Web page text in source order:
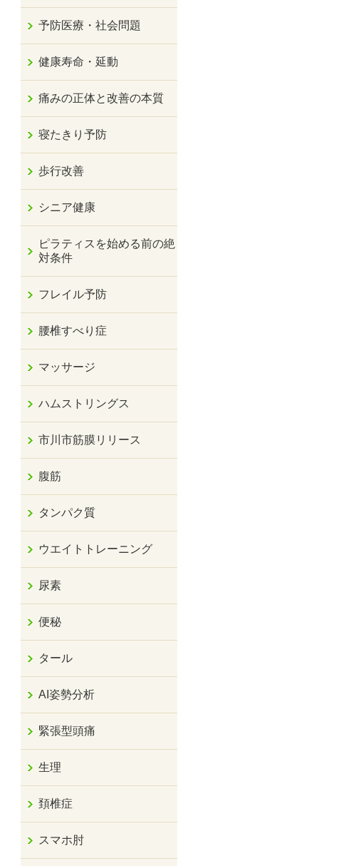
予防医療・社会問題
健康寿命・延動
痛みの正体と改善の本質
寝たきり予防
歩行改善
シニア健康
ピラティスを始める前の絶
対条件
フレイル予防
腰椎すべり症
マッサージ
ハムストリングス
市川市筋膜リリース
腹筋
タンパク質
ウエイトトレーニング
尿素
便秘
タール
AI姿勢分析
緊張型頭痛
生理
頚椎症
スマホ肘